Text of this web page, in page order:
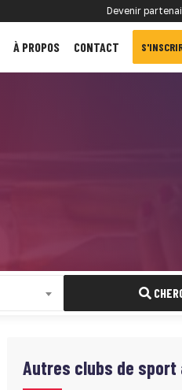
Devenir
À PROPOS CONTACT
Autres clubs de sport